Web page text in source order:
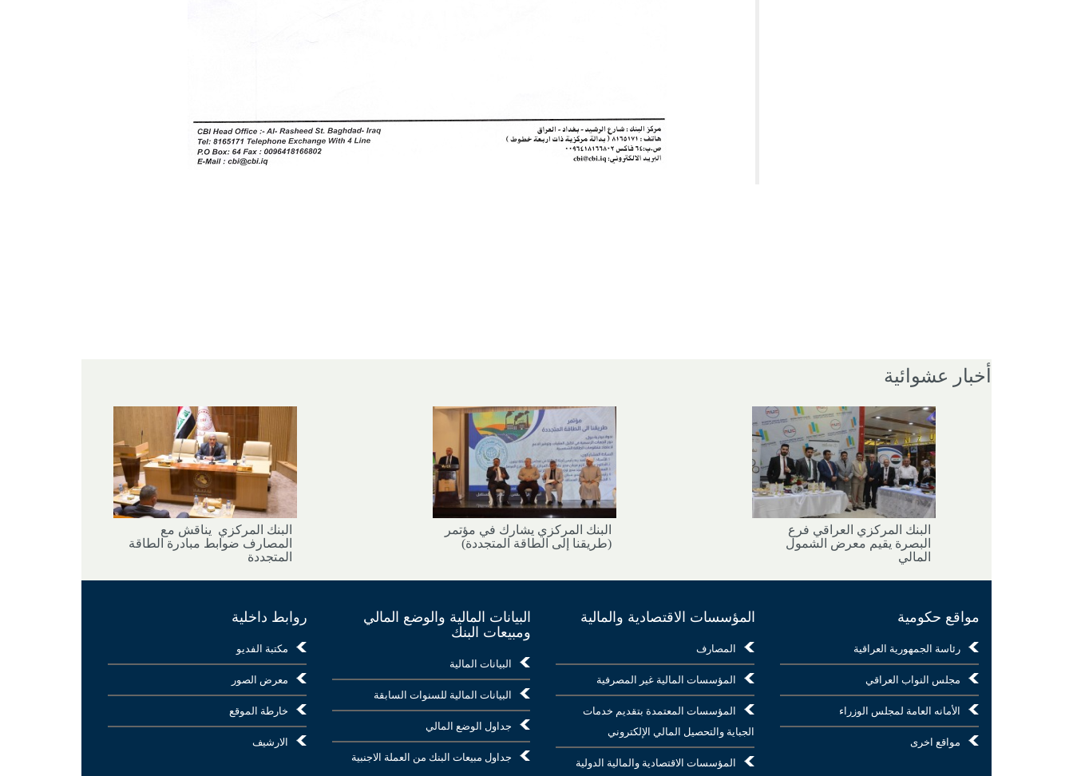
أخبار عشوائية
البنك المركزي العراقي فرع
البصرة يقيم معرض الشمول
المالي
البنك المركزي يشارك في مؤتمر
(طريقنا إلى الطاقة المتجددة)
البنك المركزي يناقش مع
المصارف ضوابط مبادرة الطاقة
المتجددة
مواقع حكومية
رئاسة الجمهورية العراقية
مجلس النواب العراقي
الأمانه العامة لمجلس الوزراء
مواقع اخرى
المؤسسات الاقتصادية والمالية
المصارف
المؤسسات المالية غير المصرفية
المؤسسات المعتمدة بتقديم خدمات
الجباية والتحصيل المالي الإلكتروني
المؤسسات الاقتصادية والمالية الدولية
البيانات المالية والوضع المالي
ومبيعات البنك
البيانات المالية
البيانات المالية للسنوات السابقة
جداول الوضع المالي
جداول مبيعات البنك من العملة الاجنبية
روابط داخلية
مكتبة الفديو
معرض الصور
خارطة الموقع
الارشيف